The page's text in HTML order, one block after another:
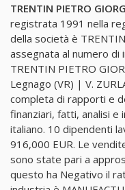
TRENTIN PIETRO
registrata 1991 nella
della società è
assegnata al numero
TRENTIN PIETRO
Legnago (VR) | V.
completa di rapporti e
finanziari, fatti, analisi e
italiano. 10 dipendenti
916,000 EUR. Le
sono state pari a
questo ha Negativo il